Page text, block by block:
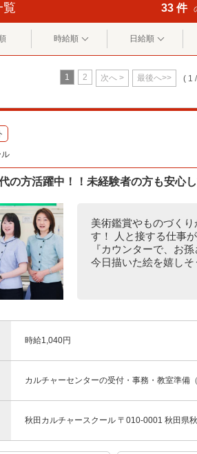
覧 33 件
時給順 日給順
1 2 次へ > 最後へ>> ( 1
の方活躍中！！未経験者の方も安心
美術鑑賞やものづく
す！ 人と接する仕事
『カウンターで、お
今日描いた絵を嬉し
時給1,040円
カルチャーセンターの受付・事務・教室準備
秋田カルチャースクール 〒010-0001 秋田県